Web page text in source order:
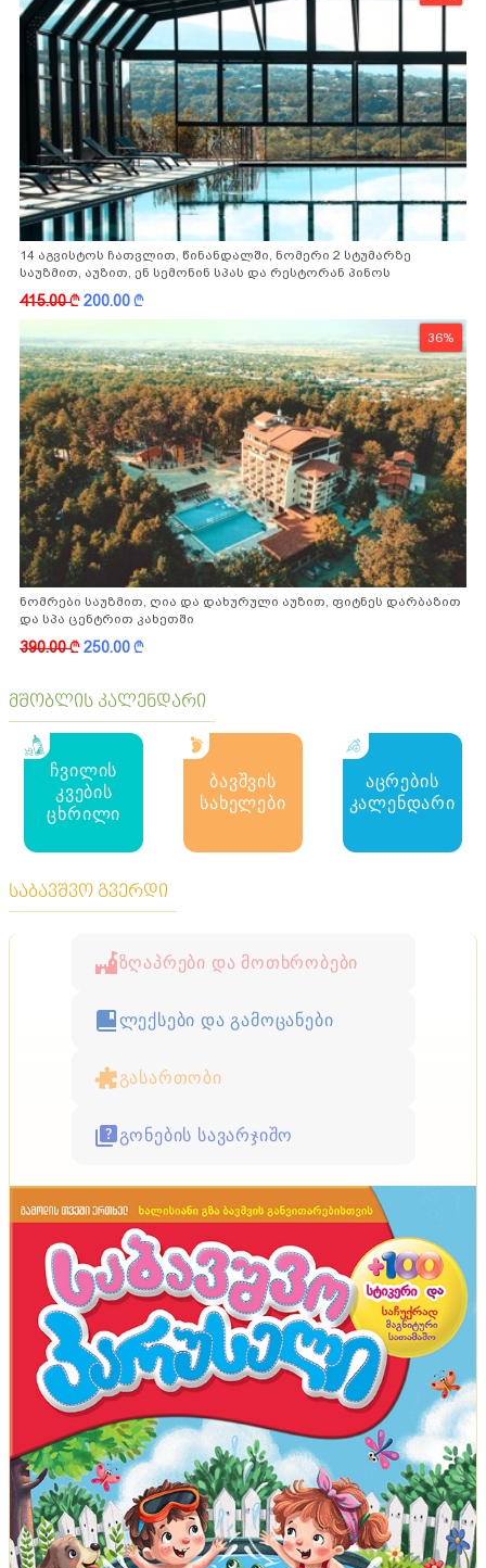
14 აგვისტოს ჩათვლით, წინანდალში, ნომერი 2 სტუმარზე
საუზმით, აუზით, ენ სემონინ სპას და რესტორან პინოს
ფასდაკლებით
415.00k200.00k
36%
ნომრები საუზმით, ღია და დახურული აუზით, ფიტნეს დარბაზით
და სპა ცენტრით კახეთში
390.00k250.00k
მშობლის კალენდარი
ჩვილის
კვების
ცხრილი
ბავშვის
სახელები
აცრების
კალენდარი
საბავშვო გვერდი
ზღაპრები და მოთხრობები
ლექსები და გამოცანები
გასართობი
გონების სავარჯიშო